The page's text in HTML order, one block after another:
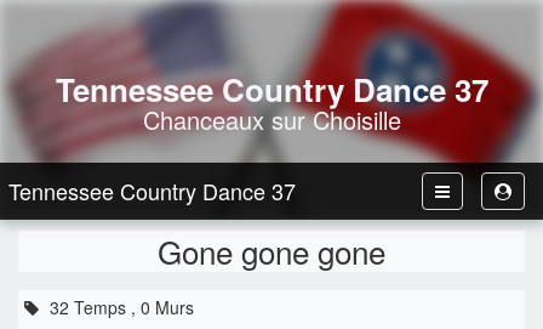
Tennessee Country Dance 37
Chanceaux sur Choisille
User
Toggle
Navbar
Tennessee Country Dance 37
Gone gone gone
32 Temps , 0 Murs